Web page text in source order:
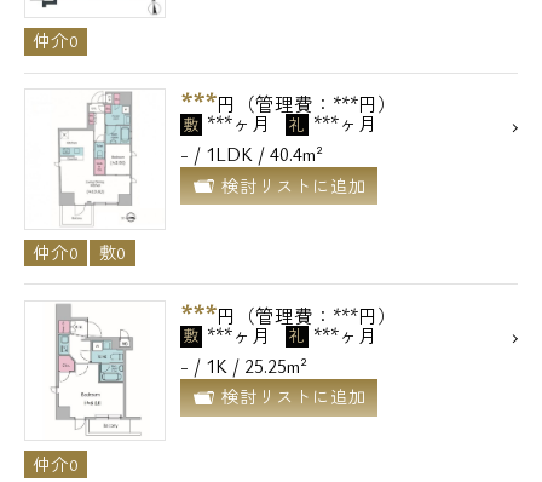
仲介0
***円（管理費：***円）
敷 ***ヶ月 礼 ***ヶ月
- / 1LDK / 40.4m²
検討リストに追加
仲介0 敷0
***円（管理費：***円）
敷 ***ヶ月 礼 ***ヶ月
- / 1K / 25.25m²
検討リストに追加
仲介0